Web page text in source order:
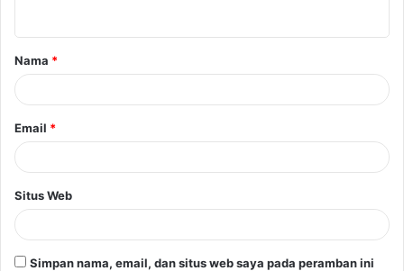
Nama *
Email *
Situs Web
Simpan nama, email, dan situs web saya pada peramban ini